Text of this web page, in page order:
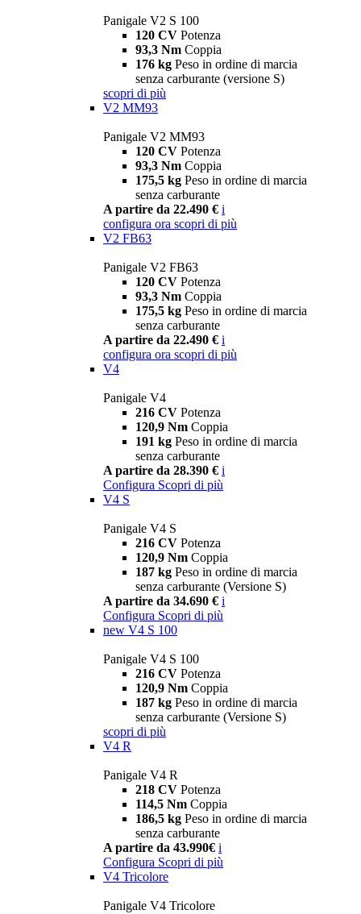
Panigale V2 S 100
120 CV Potenza
93,3 Nm Coppia
176 kg Peso in ordine di marcia
senza carburante (versione S)
scopri di più
V2 MM93
Panigale V2 MM93
120 CV Potenza
93,3 Nm Coppia
175,5 kg Peso in ordine di marcia
senza carburante
A partire da 22.490 € i
configura ora scopri di più
V2 FB63
Panigale V2 FB63
120 CV Potenza
93,3 Nm Coppia
175,5 kg Peso in ordine di marcia
senza carburante
A partire da 22.490 € i
configura ora scopri di più
V4
Panigale V4
216 CV Potenza
120,9 Nm Coppia
191 kg Peso in ordine di marcia
senza carburante
A partire da 28.390 € i
Configura Scopri di più
V4 S
Panigale V4 S
216 CV Potenza
120,9 Nm Coppia
187 kg Peso in ordine di marcia
senza carburante (Versione S)
A partire da 34.690 € i
Configura Scopri di più
new V4 S 100
Panigale V4 S 100
216 CV Potenza
120,9 Nm Coppia
187 kg Peso in ordine di marcia
senza carburante (Versione S)
scopri di più
V4 R
Panigale V4 R
218 CV Potenza
114,5 Nm Coppia
186,5 kg Peso in ordine di marcia
senza carburante
A partire da 43.990€ i
Configura Scopri di più
V4 Tricolore
Panigale V4 Tricolore